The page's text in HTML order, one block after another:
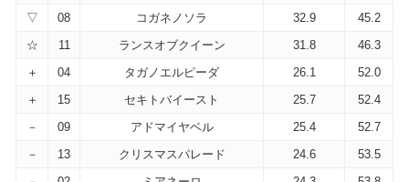
▽
08 コガネノソラ 32.9
45.2
☆
11 ランスオブクイーン 31.8
46.3
＋
04 タガノエルピーダ 26.1
52.0
＋
15 セキトバイースト 25.7
52.4
－
09 アドマイヤベル 25.4
52.7
－
13 クリスマスパレード 24.6
53.5